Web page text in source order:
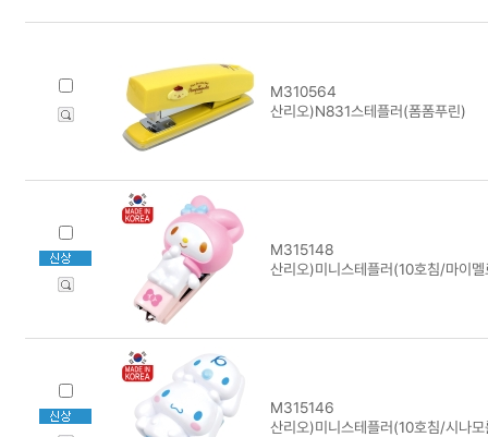
M310564
산리오)N831스테플러(폼폼푸린)
M315148
산리오)미니스테플러(10호침/마이멜
M315146
산리오)미니스테플러(10호침/시나모